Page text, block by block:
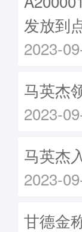
发放到
2023-
马英杰
2023-
马英杰
2023-
甘德金